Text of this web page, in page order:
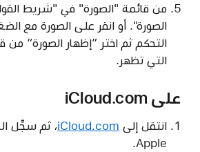
من قائمة "الصورة" في "شريط
الصورة". أو انقر على الصورة مع
التحكم ثم اختر ”إظهار الصورة“ من
التي تظهر.
على iCloud.com
انتقل إلى iCloud.com، ثم سجِّل
Apple.